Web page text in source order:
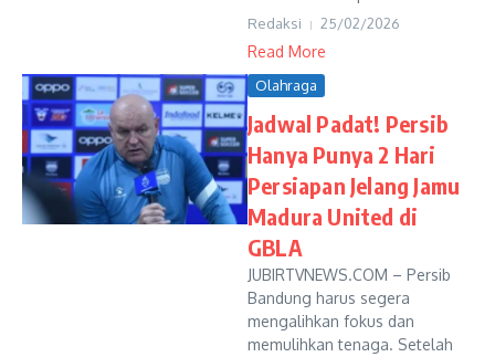
Redaksi 25/02/2026
Read More
Olahraga
Jadwal Padat! Persib
Hanya Punya 2 Hari
Persiapan Jelang Jamu
Madura United di
GBLA
JUBIRTVNEWS.COM – Persib
Bandung harus segera
mengalihkan fokus dan
memulihkan tenaga. Setelah